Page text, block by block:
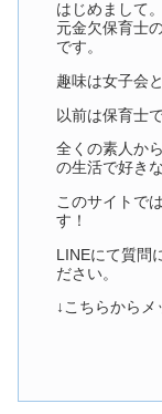
はじめまして。
元金欠保育士
です。
趣味は女子会
以前は保育士
全くの素人か
の生活で好き
このサイトで
す！
LINEにて質問
ださい。
↓こちらからメ